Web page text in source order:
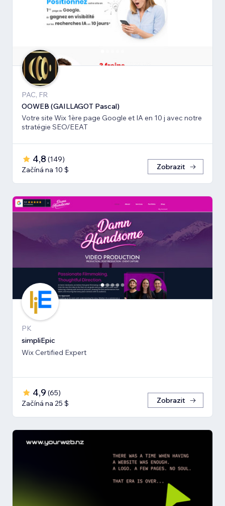
PAC, FR
OOWEB (GAILLAGOT Pascal)
Votre site Wix 1ère page Google et IA en 10 j avec notre
stratégie SEO/EEAT
4,8 (149)
Začíná na 10 $
Zobrazit
PK
simpliEpic
Wix Certified Expert
4,9 (65)
Začíná na 25 $
Zobrazit